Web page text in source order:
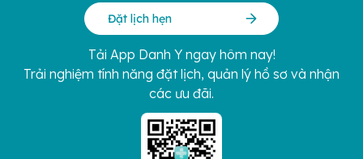
Đặt lịch hẹn
Tải App Danh Y ngay hôm nay!
Trải nghiệm tính năng đặt lịch, quản lý hồ sơ và nhận
các ưu đãi.